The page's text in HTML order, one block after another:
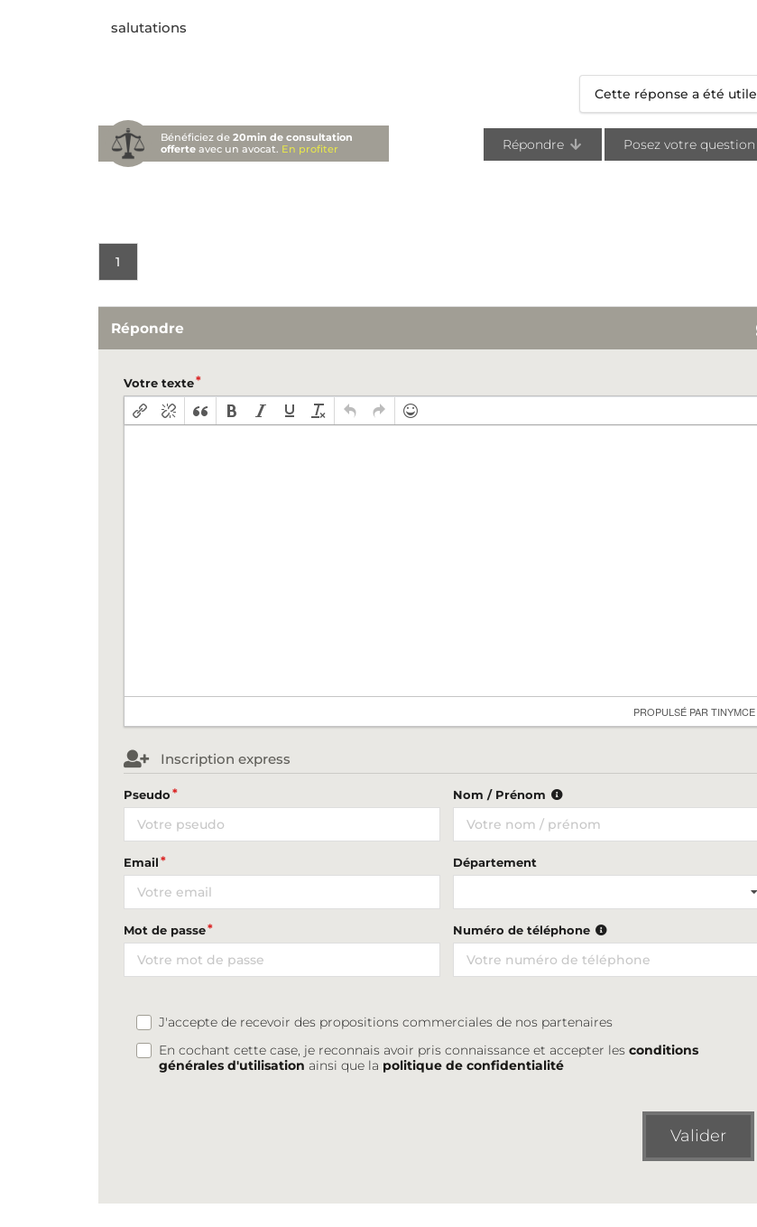
salutations
Cette réponse a été utile
Bénéficiez de20min de consultation
offerte avec un avocat. En profiter Répondre Posez votre question
1
Répondre
Votre texte
PROPULSÉ PAR TINYMCE
Inscription express
Pseudo Nom / Prénom
Email Département
Mot de passe Numéro de téléphone
J'accepte de recevoir des propositions commerciales de nos partenaires
En cochant cette case, je reconnais avoir pris connaissance et accepter lesconditions
générales d'utilisation ainsi que la politique de confidentialité
Valider